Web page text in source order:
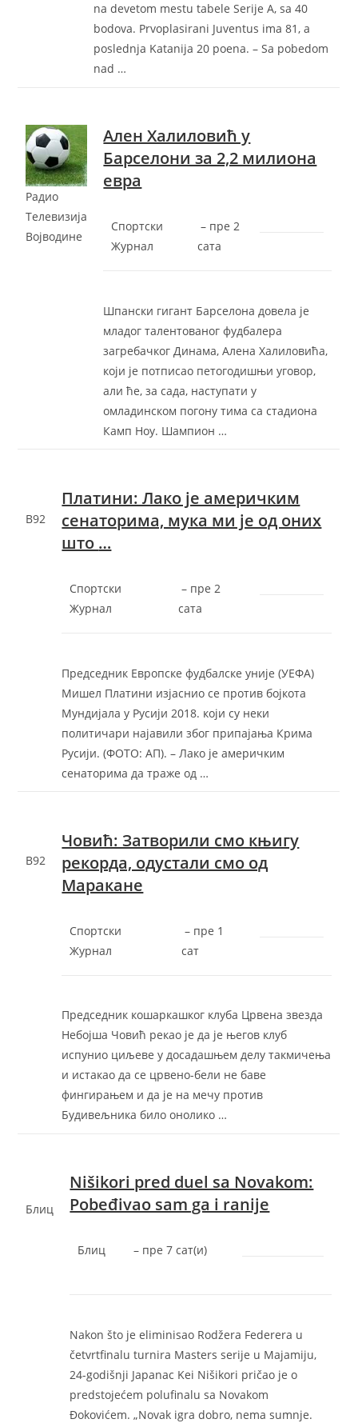
na devetom mestu tabele Serije A, sa 40
bodova. Prvoplasirani Juventus ima 81, a
poslednja Katanija 20 poena. – Sa pobedom
nad …
Радио
Телевизија
Војводине
Ален Халиловић у
Барселони за 2,2 милиона
евра
Спортски
Журнал
– ‎пре 2
сата‎
Шпански гигант Барселона довела је
младог талентованог фудбалера
загребачког Динама, Алена Халиловића,
који је потписао петогодишњи уговор,
али ће, за сада, наступати у
омладинском погону тима са стадиона
Камп Ноу. Шампион …
B92
Платини: Лако је америчким
сенаторима, мука ми је од оних
што …
Спортски
Журнал
– ‎пре 2
сата‎
Председник Европске фудбалске уније (УЕФА)
Мишел Платини изјаснио се против бојкота
Мундијала у Русији 2018. који су неки
политичари најавили због припајања Крима
Русији. (ФОТО: АП). – Лако је америчким
сенаторима да траже од …
B92
Човић: Затворили смо књигу
рекорда, одустали смо од
Маракане
Спортски
Журнал
– ‎пре 1
сат‎
Председник кошаркашког клуба Црвена звезда
Небојша Човић рекао је да је његов клуб
испунио циљеве у досадашњем делу такмичења
и истакао да се црвено-бели не баве
фингирањем и да је на мечу против
Будивељника било онолико …
Блиц
Nišikori pred duel sa Novakom:
Pobeđivao sam ga i ranije
Блиц – ‎пре 7 сат(и)‎
Nakon što je eliminisao Rodžera Federera u
četvrtfinalu turnira Masters serije u Majamiju,
24-godišnji Japanac Kei Nišikori pričao je o
predstojećem polufinalu sa Novakom
Đokovićem. „Novak igra dobro, nema sumnje.